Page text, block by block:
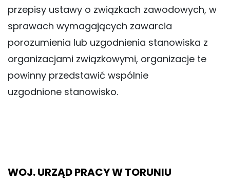
przepisy ustawy o związkach zawodowych, w
sprawach wymagających zawarcia
porozumienia lub uzgodnienia stanowiska z
organizacjami związkowymi, organizacje te
powinny przedstawić wspólnie
uzgodnione stanowisko.
WOJ. URZĄD PRACY W TORUNIU